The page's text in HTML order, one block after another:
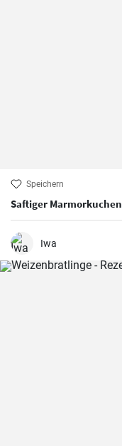
Speichern
Saftiger Marmorkuchen
Iwa